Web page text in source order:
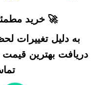
🚀 خرید
به دلیل تغییرات
دریافت بهترین قیمت